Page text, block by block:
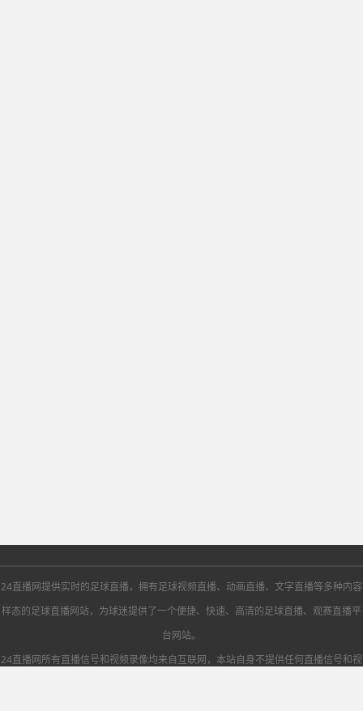
24直播网提供实时的足球直播，拥有足球视频直播、动画直播、文字直播等多种内容
样态的足球直播网站，为球迷提供了一个便捷、快速、高清的足球直播、观赛直播平
台网站。
24直播网所有直播信号和视频录像均来自互联网，本站自身不提供任何直播信号和视